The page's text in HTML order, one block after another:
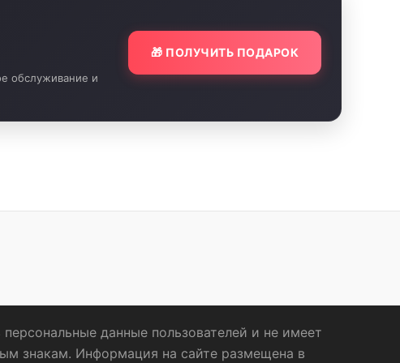
обслуживание и
🎁 ПОЛУЧИТЬ ПОДАРОК
данные пользователей и не имеет
знакам. Информация на сайте размещена в